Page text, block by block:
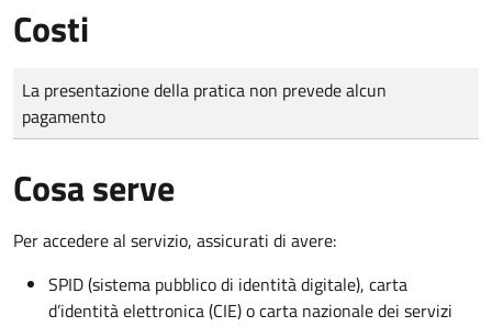
Costi
Tipo di pagamento
Importo
La presentazione della pratica non prevede alcun
pagamento
Cosa serve
Per accedere al servizio, assicurati di avere:
SPID (sistema pubblico di identità digitale), carta
d’identità elettronica (CIE) o carta nazionale dei servizi